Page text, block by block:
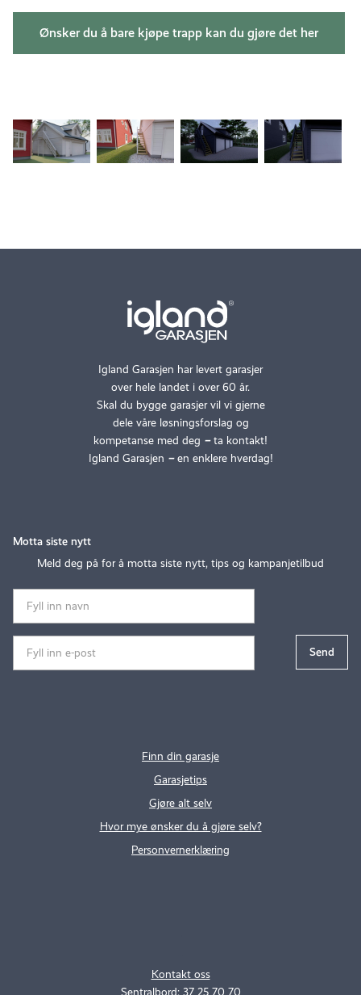
Ønsker du å bare kjøpe trapp kan du gjøre det her
Igland Garasjen har levert garasjer
over hele landet i over 60 år.
Skal du bygge garasjer vil vi gjerne
dele våre løsningsforslag og
kompetanse med deg –ta kontakt!
Igland Garasjen –en enklere hverdag!
Kontakt oss
Finn din garasje
Garasjetips
Gjøre alt selv
Hvor mye ønsker du å gjøre selv?
Personvernerklæring
Motta siste nytt
Meld deg på for å motta siste nytt, tips og kampanjetilbud